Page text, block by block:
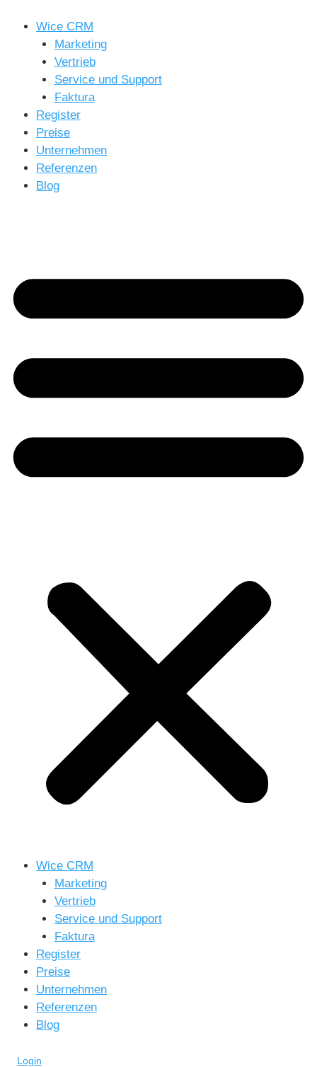
Inhalt
springen
Wice CRM
Marketing
Vertrieb
Service und Support
Faktura
Register
Preise
Unternehmen
Referenzen
Blog
Wice CRM
Marketing
Vertrieb
Service und Support
Faktura
Register
Preise
Unternehmen
Referenzen
Blog
Login